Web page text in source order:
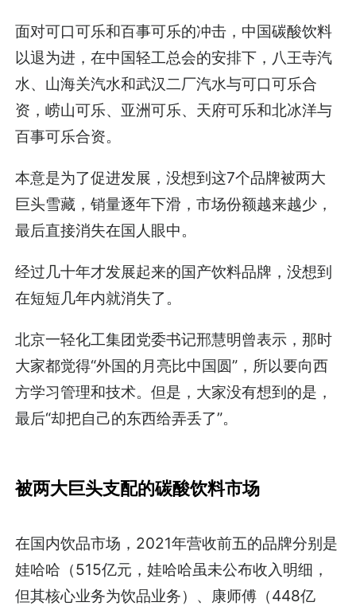
面对可口可乐和百事可乐的冲击，中国碳酸饮料
以退为进，在中国轻工总会的安排下，八王寺汽
水、山海关汽水和武汉二厂汽水与可口可乐合
资，崂山可乐、亚洲可乐、天府可乐和北冰洋与
百事可乐合资。
本意是为了促进发展，没想到这7个品牌被两大
巨头雪藏，销量逐年下滑，市场份额越来越少，
最后直接消失在国人眼中。
经过几十年才发展起来的国产饮料品牌，没想到
在短短几年内就消失了。
北京一轻化工集团党委书记邢慧明曾表示，那时
大家都觉得“外国的月亮比中国圆”，所以要向西
方学习管理和技术。但是，大家没有想到的是，
最后“却把自己的东西给弄丢了”。
被两大巨头支配的碳酸饮料市场
在国内饮品市场，2021年营收前五的品牌分别是
娃哈哈（515亿元，娃哈哈虽未公布收入明细，
但其核心业务为饮品业务）、康师傅（448亿